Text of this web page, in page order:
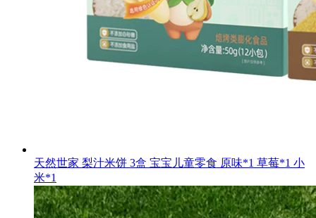
天然世家 梨汁米饼 3盒 宝宝儿童零食 原味*1 草莓*1 小
米*1